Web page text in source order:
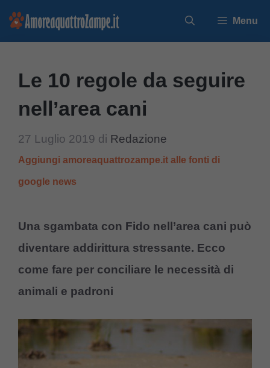
Vai
Menu
Le 10 regole da seguire
nell’area cani
27 Luglio 2019 di Redazione
Aggiungi amoreaquattrozampe.it alle fonti di
google news
Una sgambata con Fido nell’area cani può
diventare addirittura stressante. Ecco
come fare per conciliare le necessità di
animali e padroni